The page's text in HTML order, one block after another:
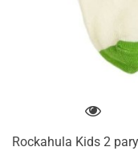
Rockahula Kids 2